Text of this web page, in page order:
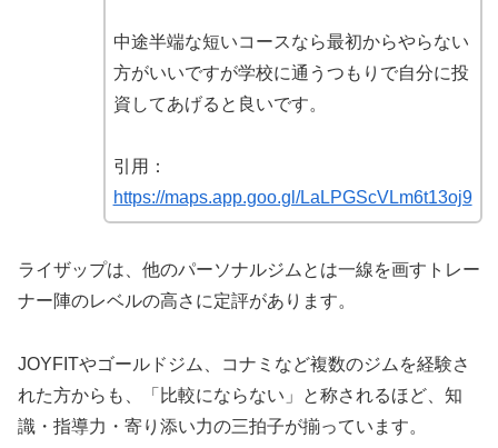
中途半端な短いコースなら最初からやらない
方がいいですが学校に通うつもりで自分に投
資してあげると良いです。
引用：
https://maps.app.goo.gl/LaLPGScVLm6t13oj9
ライザップは、他のパーソナルジムとは一線を画すトレー
ナー陣のレベルの高さに定評があります。
JOYFITやゴールドジム、コナミなど複数のジムを経験さ
れた方からも、「比較にならない」と称されるほど、知
識・指導力・寄り添い力の三拍子が揃っています。